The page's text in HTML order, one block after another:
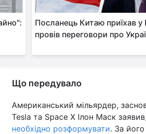
Відео з Youtube Статті
Інтерв'ю Думки
Посланець Китаю приїхав у
провів переговори про
Що передувало
Американський мільярдер,
Tesla та Space X Ілон Маск
необхідно розформувати. За